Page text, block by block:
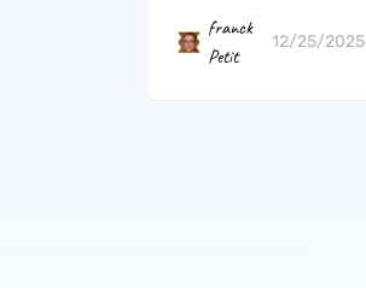
franck
Petit
12/25/2025